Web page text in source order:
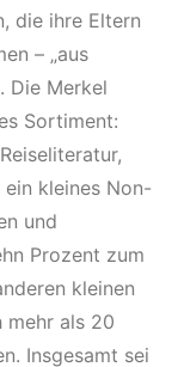
die ihre Eltern
– „aus
Die Merkel
Sortiment:
ein kleines Non-
und
Prozent zum
kleinen
mehr als 20
Insgesamt sei